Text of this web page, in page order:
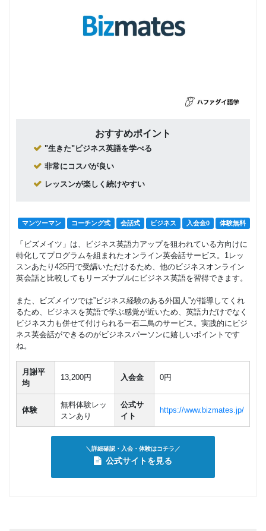
おすすめポイント
"生きた"ビジネス英語を学べる
非常にコスパが良い
レッスンが楽しく続けやすい
マンツーマン コーチング式 会話式 ビジネス 入会金0 体験無料
「ビズメイツ」は、ビジネス英語力アップを狙われている方向けに
特化してプログラムを組まれたオンライン英会話サービス。1レッ
スンあたり425円で受講いただけるため、他のビジネスオンライン
英会話と比較してもリーズナブルにビジネス英語を習得できます。
また、ビズメイツでは”ビジネス経験のある外国人”が指導してくれ
るため、ビジネスを英語で学ぶ感覚が近いため、英語力だけでなく
ビジネス力も併せて付けられる一石二鳥のサービス。実践的にビジ
ネス英会話ができるのがビジネスパーソンに嬉しいポイントです
ね。
月謝平
均
13,200円 入会金 0円
体験
無料体験レッ
スンあり
公式サ
イト
https://www.bizmates.jp/
＼詳細確認・入会・体験はコチラ／
公式サイトを見る